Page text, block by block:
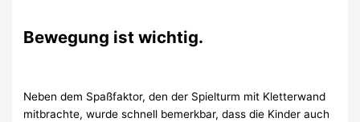
Bewegung ist wichtig.
Neben dem Spaßfaktor, den der Spielturm mit Kletterwand
mitbrachte, wurde schnell bemerkbar, dass die Kinder auch